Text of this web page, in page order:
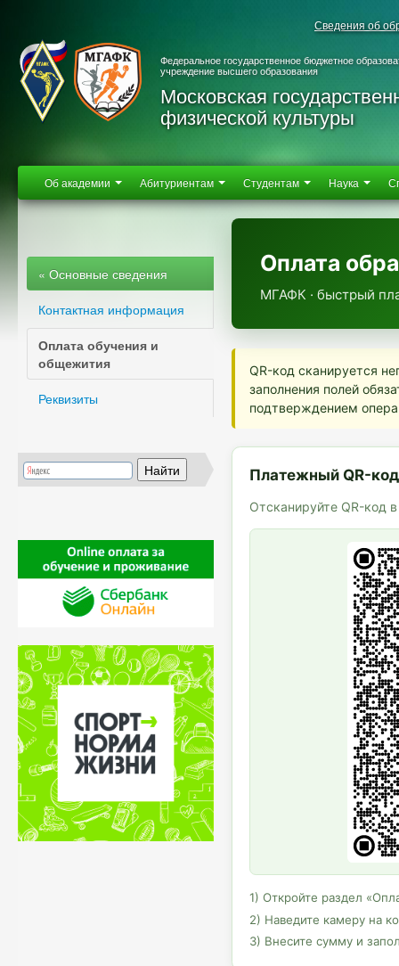
Сведения об
Федеральное государственное бюджетное
учреждение высшего образования
Московская
физической культуры
Об академии Абитуриентам Студентам Наука
« Основные сведения
Контактная информация
Оплата обучения и
общежития
Реквизиты
Оплата
МГАФК · быстрый
QR-код сканируется
заполнения полей
подтверждением
Платежный QR-код
Отсканируйте QR-код
1) Откройте раздел
2) Наведите камеру на
3) Внесите сумму и